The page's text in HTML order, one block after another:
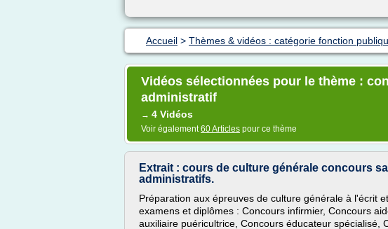
Accueil > Thèmes & vidéos : catégorie fonction
Vidéos sélectionnées pour le thème :
administratif
→ 4 Vidéos
Voir également60 Articles pour ce thème
Extrait : cours de culture générale concours
administratifs.
Préparation aux épreuves de culture générale à l'écrit
examens et diplômes : Concours infirmier, Concours
auxiliaire puéricultrice, Concours éducateur spécialisé,